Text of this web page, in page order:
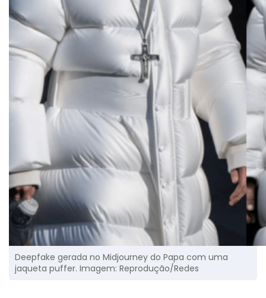
Deepfake gerada no Midjourney do Papa com uma
jaqueta puffer. Imagem: Reprodução/Redes